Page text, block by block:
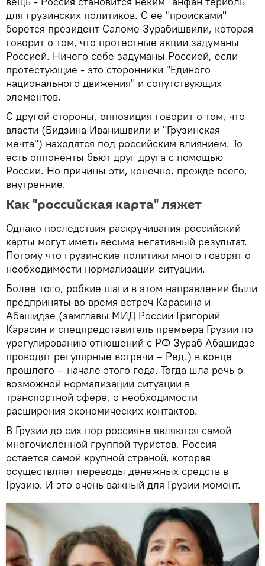
для грузинских политиков. C ее "происками"
борется президент Саломе Зурабишвили, которая
говорит о том, что протестные акции задуманы
Россией. Ничего себе задуманы Россией, если
протестующие - это сторонники "Единого
национального движения" и сопутствующих
элементов.
С другой стороны, оппозиция говорит о том, что
власти (Бидзина Иванишвили и "Грузинская
мечта") находятся под российским влиянием. То
есть оппоненты бьют друг друга с помощью
России. Но причины эти, конечно, прежде всего,
внутренние.
Как "российская карта" ляжет
Однако последствия раскручивания российский
карты могут иметь весьма негативный результат.
Потому что грузинские политики много говорят о
необходимости нормализации ситуации.
Более того, робкие шаги в этом направлении были
предприняты во время встреч Карасина и
Абашидзе (замглавы МИД России Григорий
Карасин и спецпредставитель премьера Грузии по
урегулированию отношений с РФ Зураб Абашидзе
проводят регулярные встречи – Ред.) в конце
прошлого – начале этого года. Тогда шла речь о
возможной нормализации ситуации в
транспортной сфере, о необходимости
расширения экономических контактов.
В Грузии до сих пор россияне являются самой
многочисленной группой туристов, Россия
остается самой крупной страной, которая
осуществляет переводы денежных средств в
Грузию. И это очень важный для Грузии момент.